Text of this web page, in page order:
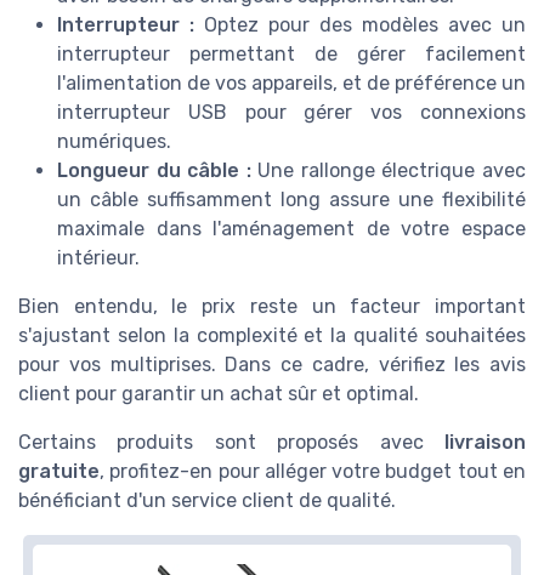
Interrupteur : Optez pour des modèles avec un
interrupteur permettant de gérer facilement
l'alimentation de vos appareils, et de préférence un
interrupteur USB pour gérer vos connexions
numériques.
Longueur du câble :Une rallonge électrique avec
un câble suffisamment long assure une flexibilité
maximale dans l'aménagement de votre espace
intérieur.
Bien entendu, le prix reste un facteur important
s'ajustant selon la complexité et la qualité souhaitées
pour vos multiprises. Dans ce cadre, vérifiez les avis
client pour garantir un achat sûr et optimal.
Certains produits sont proposés avec livraison
gratuite, profitez-en pour alléger votre budget tout en
bénéficiant d'un service client de qualité.